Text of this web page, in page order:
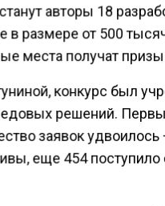
авторы 18
в размере от 500
места получат
конкурс был
решений.
заявок
еще 454